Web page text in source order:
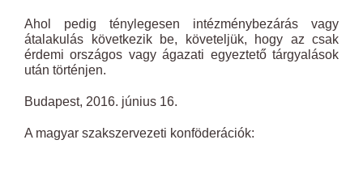
Ahol pedig ténylegesen intézménybezárás vagy
átalakulás következik be, követeljük, hogy az csak
érdemi országos vagy ágazati egyeztető tárgyalások
után történjen.
Budapest, 2016. június 16.
A magyar szakszervezeti konföderációk: